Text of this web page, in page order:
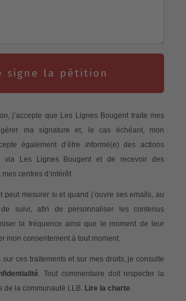
signe la pétition
j’accepte que Les Lignes Bougent traite mes
ma signature et, le cas échéant, mon
également d’être informé(e) des actions
via Les Lignes Bougent et de recevoir des
centres d’intérêt.
peut mesurer si et quand j’ouvre ses emails, au
suivi, afin de personnaliser les contenus
la fréquence ainsi que le moment de leur
mon consentement à tout moment.
sur ces traitements et sur mes droits, je consulte
. Tout commentaire doit respecter la
de la communauté LLB. Lire la charte.